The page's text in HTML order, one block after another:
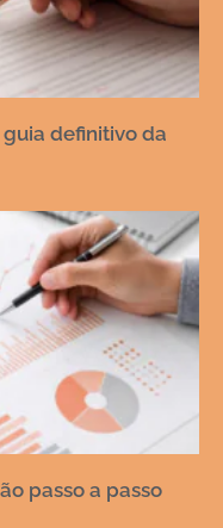
definitivo da
passo a passo